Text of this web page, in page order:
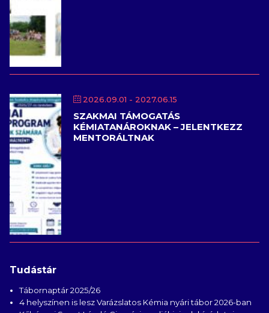
2026.09.01 - 2027.06.15
SZAKMAI TÁMOGATÁS
KÉMIATANÁROKNAK – JELENTKEZZ
MENTORÁLTNAK
Tudástár
Tábornaptár 2025/26
4 helyszínen is lesz Varázslatos Kémia nyári tábor 2026-ban